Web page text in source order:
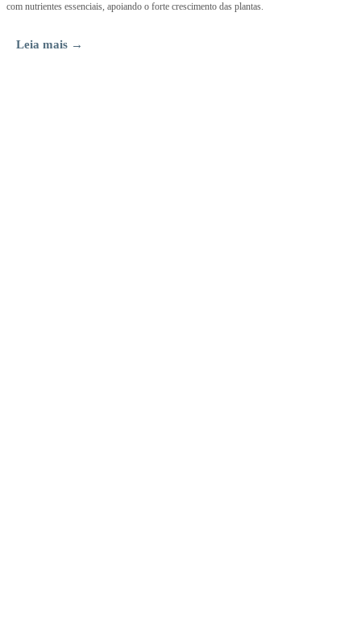
com nutrientes essenciais, apoiando o forte crescimento das plantas.
Leia mais →